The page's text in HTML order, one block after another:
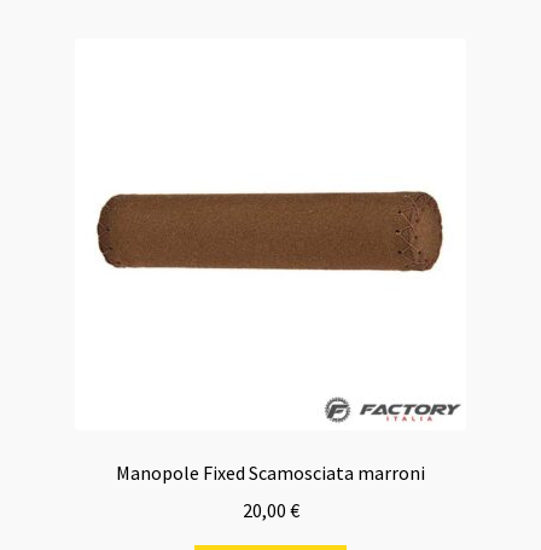
Manopole Fixed Scamosciata marroni
20,00 €